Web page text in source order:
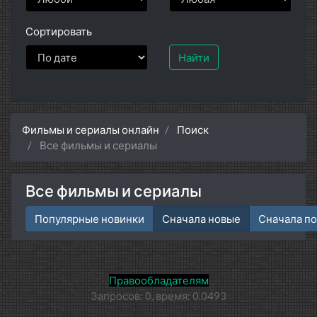
Сортировать
Найти
Фильмы и сериалы онлайн
Поиск
Все фильмы и сериалы
Все фильмы и сериалы
Популярные новинки Сначала новые Сначала
Правообладателям
Запросов: 0, время: 0.0493